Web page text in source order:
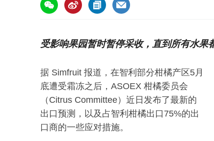
受影响果园暂时暂停采收，直到所有水果
据 Simfruit 报道，在智利部分柑橘产区5月
底遭受霜冻之后，ASOEX 柑橘委员会
（Citrus Committee）近日发布了最新的
出口预测，以及占智利柑橘出口75%的出
口商的一些应对措施。